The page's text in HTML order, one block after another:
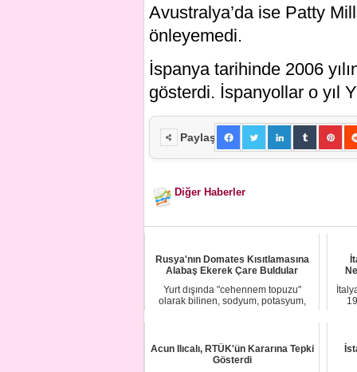
Avustralya’da ise Patty
önleyemedi.
İspanya tarihinde 2006
gösterdi. İspanyollar o yıl
Paylaş
Diğer Haberler
Rusya'nın Domates Kısıtlamasına
Alabaş Ekerek Çare Buldular
Yurt dışında "cehennem topuzu"
olarak bilinen, sodyum, potasyum,
Acun Ilıcalı, RTÜK'ün Kararına Tepki
Gösterdi